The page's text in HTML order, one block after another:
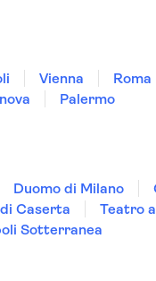
Vienna Roma
Palermo
Duomo di Milano
Caserta Teatro
Sotterranea